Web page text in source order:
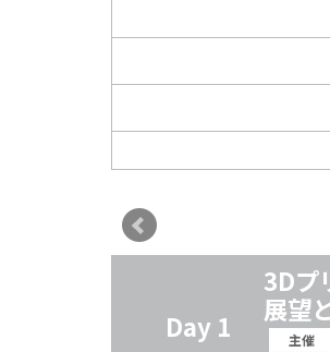
TCT Japan
Day 1
3Dプ
展望
主催